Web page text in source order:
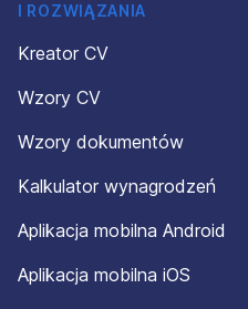
I ROZWIĄZANIA
Kreator CV
Wzory CV
Wzory dokumentów
Kalkulator wynagrodzeń
Aplikacja mobilna Android
Aplikacja mobilna iOS